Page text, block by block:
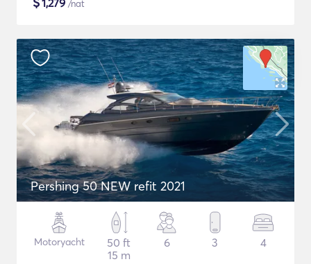
1,279 /nat
Pershing 50 NEW refit 2021
Motoryacht
50 ft
15 m
6 3 4